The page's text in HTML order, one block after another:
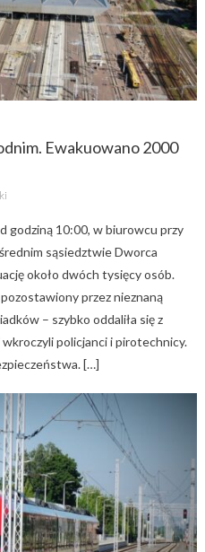
Ewakuowano 2000
godziną 10:00, w biurowcu przy
sąsiedztwie Dworca
około dwóch tysięcy osób.
przez nieznaną
– szybko oddaliła się z
policjanci i pirotechnicy.
[…]